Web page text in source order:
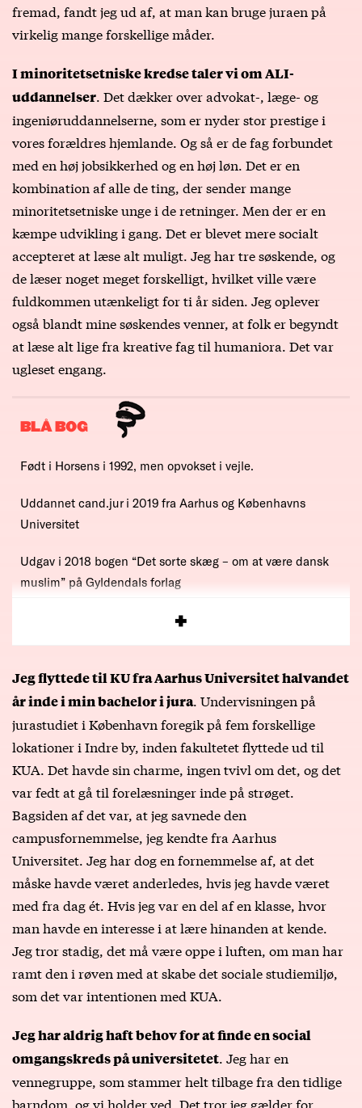
fremad, fandt jeg ud af, at man kan bruge juraen på
virkelig mange forskellige måder.
I minoritetsetniske kredse taler vi om ALI-
uddannelser. Det dækker over advokat-, læge- og
ingeniøruddannelserne, som er nyder stor prestige i
vores forældres hjemlande. Og så er de fag forbundet
med en høj jobsikkerhed og en høj løn. Det er en
kombination af alle de ting, der sender mange
minoritetsetniske unge i de retninger. Men der er en
kæmpe udvikling i gang. Det er blevet mere socialt
accepteret at læse alt muligt. Jeg har tre søskende, og
de læser noget meget forskelligt, hvilket ville være
fuldkommen utænkeligt for ti år siden. Jeg oplever
også blandt mine søskendes venner, at folk er begyndt
at læse alt lige fra kreative fag til humaniora. Det var
ugleset engang.
BLÅ BOG
Født i Horsens i 1992, men opvokset i vejle.
Uddannet cand.jur i 2019 fra Aarhus og Københavns
Universitet
Udgav i 2018 bogen “Det sorte skæg – om at være dansk
muslim” på Gyldendals forlag
Direktør for Dansk Flygtningehjælp Ungdom (DFUNK)
Jeg flyttede til KU fra Aarhus Universitet halvandet
år inde i min bachelor i jura. Undervisningen på
jurastudiet i København foregik på fem forskellige
lokationer i Indre by, inden fakultetet flyttede ud til
KUA. Det havde sin charme, ingen tvivl om det, og det
var fedt at gå til forelæsninger inde på strøget.
Bagsiden af det var, at jeg savnede den
campusfornemmelse, jeg kendte fra Aarhus
Universitet. Jeg har dog en fornemmelse af, at det
måske havde været anderledes, hvis jeg havde været
med fra dag ét. Hvis jeg var en del af en klasse, hvor
man havde en interesse i at lære hinanden at kende.
Jeg tror stadig, det må være oppe i luften, om man har
ramt den i røven med at skabe det sociale studiemiljø,
som det var intentionen med KUA.
Jeg har aldrig haft behov for at finde en social
omgangskreds på universitetet. Jeg har en
vennegruppe, som stammer helt tilbage fra den tidlige
barndom, og vi holder ved. Det tror jeg gælder for